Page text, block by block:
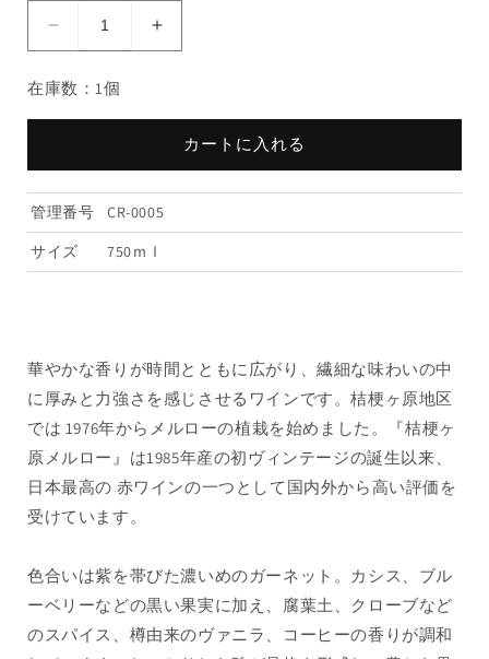
ト
ー・
ル
シ
ャ
ン
桔
メ
ル
ロ
ー
2014（化
粧
り）
要
冷
シ
ー・
ル
シ
ャ
ン
桔
メ
ル
ロ
ー
2014（化
り）
要
冷
在庫数：1個
カートに入れる
管理番号
CR-0005
サイズ
750ｍｌ
華やかな香りが時間とともに広がり、繊細な味わいの中
に厚みと力強さを感じさせるワインです。桔梗ヶ原地区
では 1976年からメルローの植栽を始めました。『桔梗ヶ
原メルロー』は1985年産の初ヴィンテージの誕生以来、
日本最高の 赤ワインの一つとして国内外から高い評価を
受けています。
色合いは紫を帯びた濃いめのガーネット。カシス、ブル
ーベリーなどの黒い果実に加え、腐葉土、クローブなど
のスパイス、樽由来のヴァニラ、コーヒーの香りが調和